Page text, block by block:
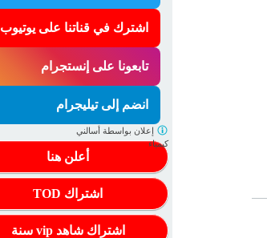
اشترك في قناتنا على يوتيوب
تابعونا على إنستجرام
انضم إلى تيليجرام
أعلن هنا
اشتراك TOD
اشتراك شاهد vip سنة
إعلان بواسطة أسالني
كيمياء